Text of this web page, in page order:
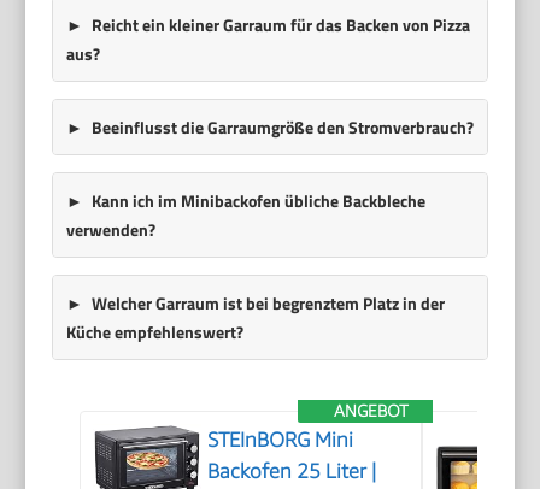
Reicht ein kleiner Garraum für das Backen von Pizza
aus?
Beeinflusst die Garraumgröße den Stromverbrauch?
Kann ich im Minibackofen übliche Backbleche
verwenden?
Welcher Garraum ist bei begrenztem Platz in der
Küche empfehlenswert?
ANGEBOT
STEInBORG Mini
Backofen 25 Liter |